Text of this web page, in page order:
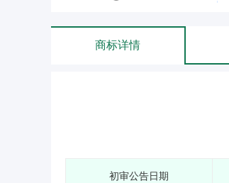
商标详情
初审公告日期